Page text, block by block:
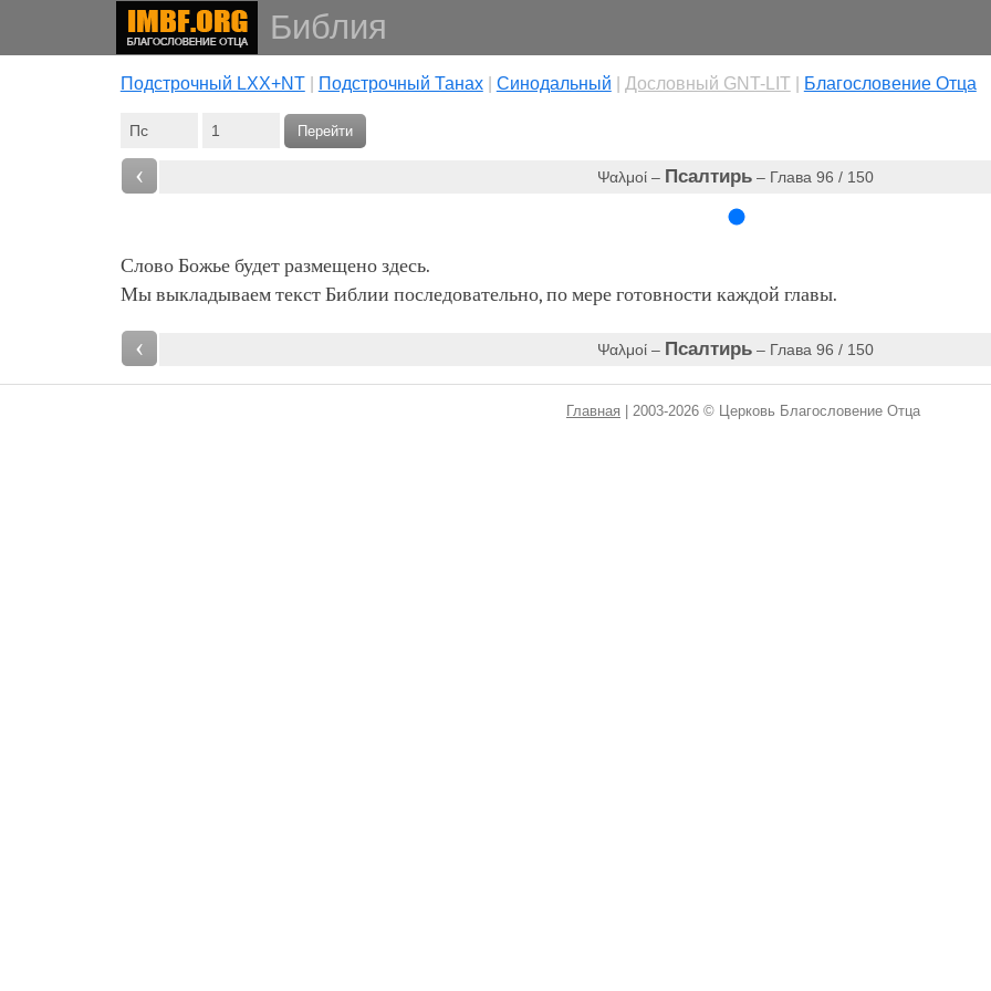
Библия
Подстрочный LXX+NT| Подстрочный Танах| Cинодальный Дословный GNT-LIT| Благословение Отца
Перейти
‹ Ψαλμοί – Псалтирь – Глава 96 / 150
Слово Божье будет размещено здесь.
Мы выкладываем текст Библии последовательно, по мере готовности каждой главы.
‹ Ψαλμοί – Псалтирь – Глава 96 / 150
Главная | 2003-2026 © Церковь Благословение Отца